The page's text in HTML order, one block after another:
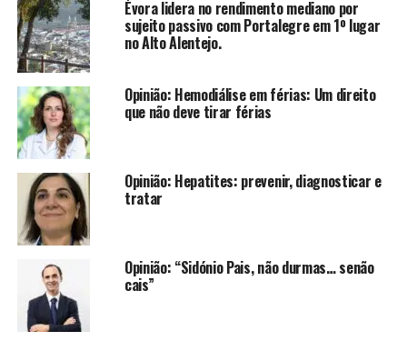
Évora lidera no rendimento mediano por
sujeito passivo com Portalegre em 1º lugar
no Alto Alentejo.
Opinião: Hemodiálise em férias: Um direito
que não deve tirar férias
Opinião: Hepatites: prevenir, diagnosticar e
tratar
Opinião: “Sidónio Pais, não durmas… senão
cais”